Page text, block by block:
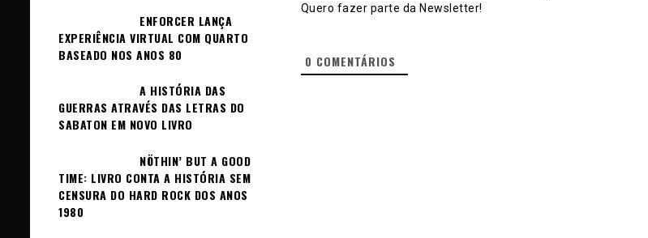
Quero fazer parte da Newsletter!
0 COMENTÁRIOS
ENFORCER LANÇA
EXPERIÊNCIA VIRTUAL COM QUARTO
BASEADO NOS ANOS 80
A HISTÓRIA DAS
GUERRAS ATRAVÉS DAS LETRAS DO
SABATON EM NOVO LIVRO
NÖTHIN’ BUT A GOOD
TIME: LIVRO CONTA A HISTÓRIA SEM
CENSURA DO HARD ROCK DOS ANOS
1980